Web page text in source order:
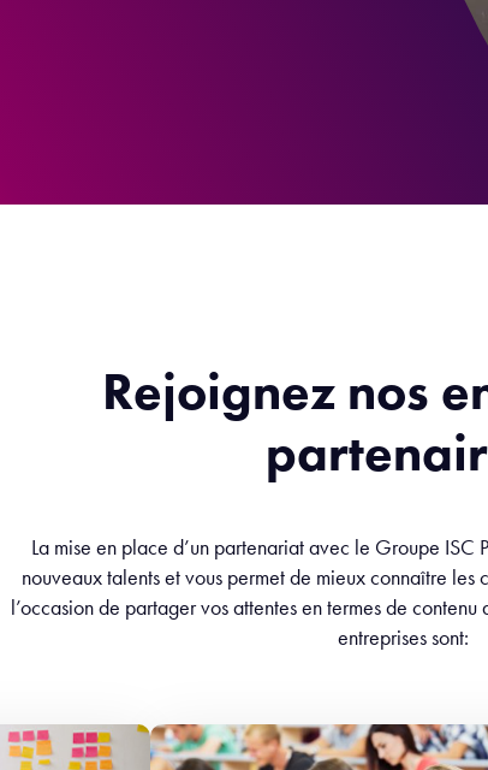
Rejoignez nos
La mise en place d’un partenariat avec le Groupe ISC
nouveaux talents et vous permet de mieux connaître les
l’occasion de partager vos attentes en termes de
entreprises sont: